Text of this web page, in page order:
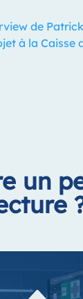
de
à la Caisse
un